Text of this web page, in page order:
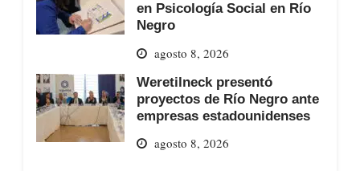
en Psicología Social en Río
Negro
agosto 8, 2026
Weretilneck presentó
proyectos de Río Negro ante
empresas estadounidenses
agosto 8, 2026